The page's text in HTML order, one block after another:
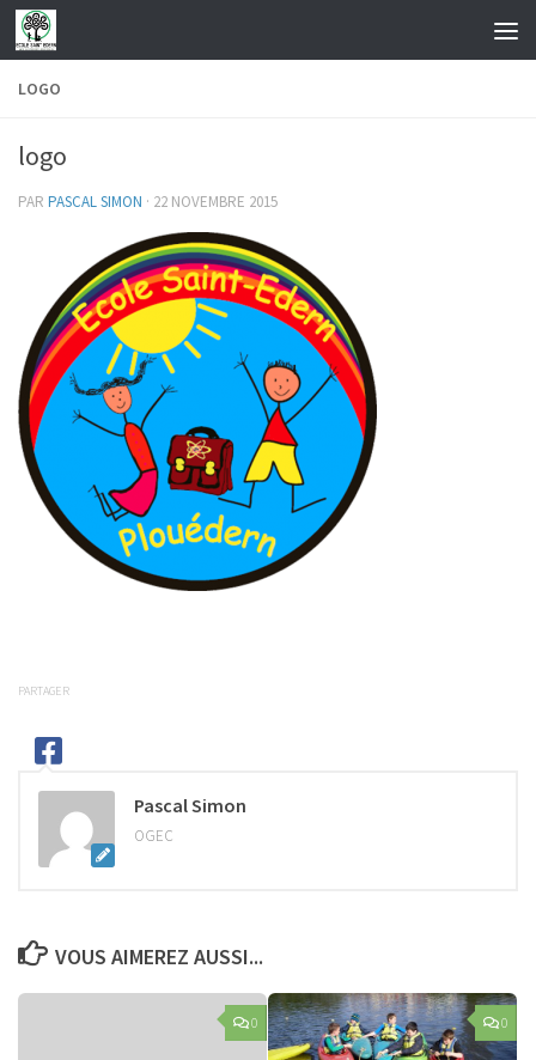
Skip to content
LOGO
logo
PAR PASCAL SIMON · 22 NOVEMBRE 2015
PARTAGER
Pascal Simon
OGEC
VOUS AIMEREZ AUSSI...
0 0